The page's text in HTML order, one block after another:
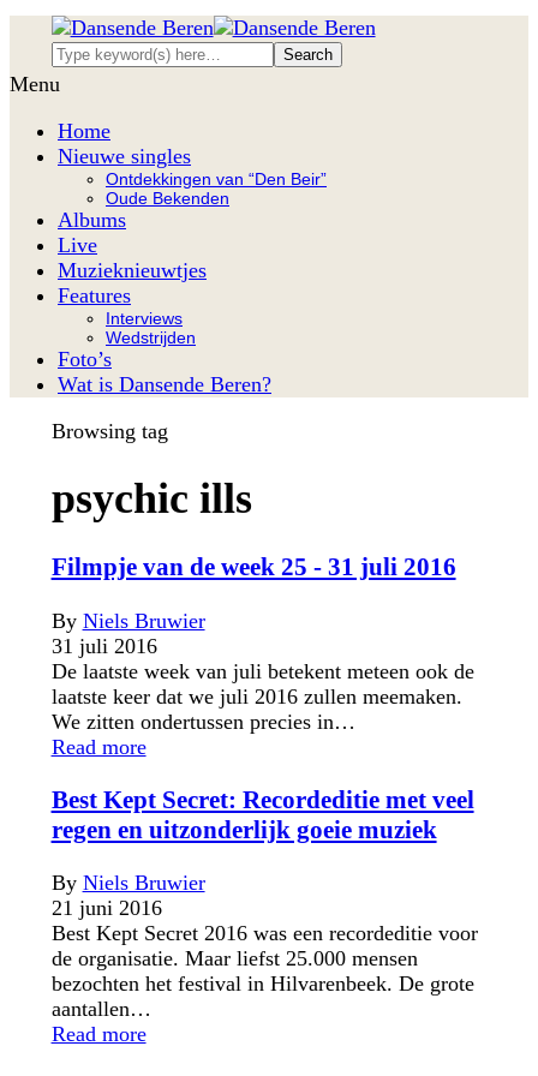
Menu
Home
Nieuwe singles
Ontdekkingen van “Den Beir”
Oude Bekenden
Albums
Live
Muzieknieuwtjes
Features
Interviews
Wedstrijden
Foto’s
Wat is Dansende Beren?
Browsing tag
psychic ills
Filmpje van de week 25 - 31 juli 2016
By Niels Bruwier
31 juli 2016
De laatste week van juli betekent meteen ook de
laatste keer dat we juli 2016 zullen meemaken.
We zitten ondertussen precies in…
Read more
Best Kept Secret: Recordeditie met veel
regen en uitzonderlijk goeie muziek
By Niels Bruwier
21 juni 2016
Best Kept Secret 2016 was een recordeditie voor
de organisatie. Maar liefst 25.000 mensen
bezochten het festival in Hilvarenbeek. De grote
aantallen…
Read more